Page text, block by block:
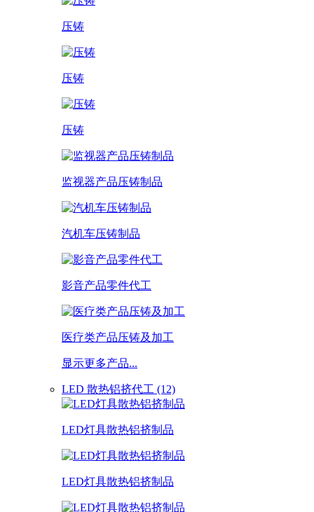
压铸
压铸
压铸
监视器产品压铸制品
汽机车压铸制品
影音产品零件代工
医疗类产品压铸及加工
显示更多产品...
LED 散热铝挤代工 (12)
LED灯具散热铝挤制品
LED灯具散热铝挤制品